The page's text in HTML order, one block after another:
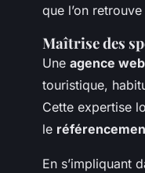
que l’on
Maîtrise des
Une agence
touristique,
Cette expertise
le
En s’impliquant